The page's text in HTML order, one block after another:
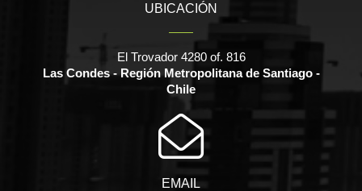
UBICACIÓN
El Trovador 4280 of. 816
Las Condes - Región Metropolitana de Santiago -
Chile
EMAIL